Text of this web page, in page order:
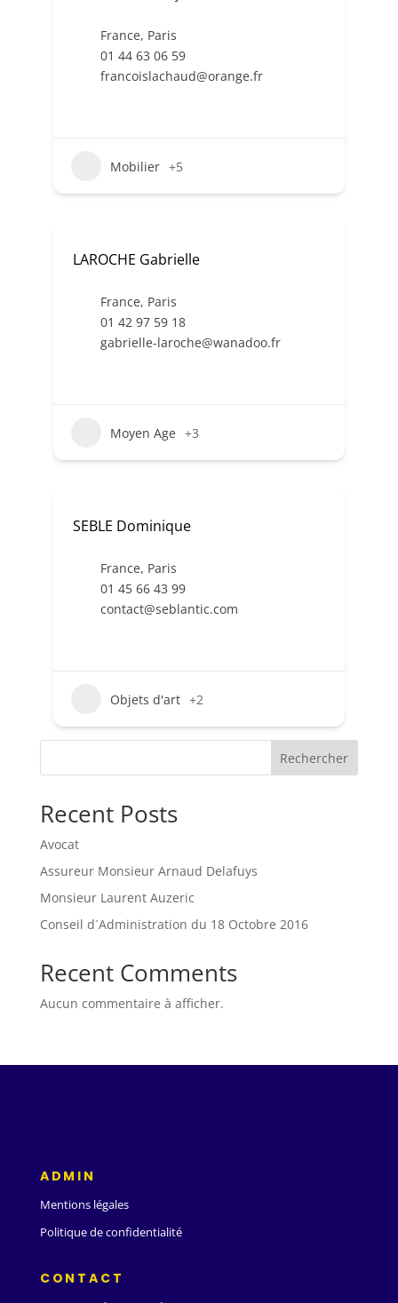
France, Paris
01 44 63 06 59
francoislachaud@orange.fr
Mobilier +5
LAROCHE Gabrielle
France, Paris
01 42 97 59 18
gabrielle-laroche@wanadoo.fr
Moyen Age +3
SEBLE Dominique
France, Paris
01 45 66 43 99
contact@seblantic.com
Objets d'art +2
Rechercher
Recent Posts
Avocat
Assureur Monsieur Arnaud Delafuys
Monsieur Laurent Auzeric
Conseil d´Administration du 18 Octobre 2016
Recent Comments
Aucun commentaire à afficher.
ADMIN
Mentions légales
Politique de confidentialité
CONTACT